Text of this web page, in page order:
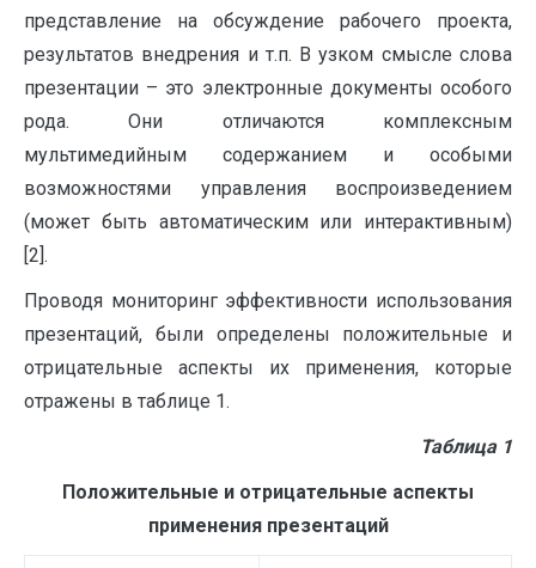
представление на обсуждение рабочего проекта,
результатов внедрения и т.п. В узком смысле слова
презентации – это электронные документы особого
рода. Они отличаются комплексным
мультимедийным содержанием и особыми
возможностями управления воспроизведением
(может быть автоматическим или интерактивным)
[2].
Проводя мониторинг эффективности использования
презентаций, были определены положительные и
отрицательные аспекты их применения, которые
отражены в таблице 1.
Таблица 1
Положительные и отрицательные аспекты
применения презентаций